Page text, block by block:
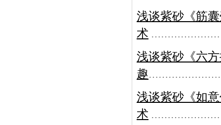
浅谈紫砂《筋
术
浅谈紫砂《六
趣
浅谈紫砂《如
术